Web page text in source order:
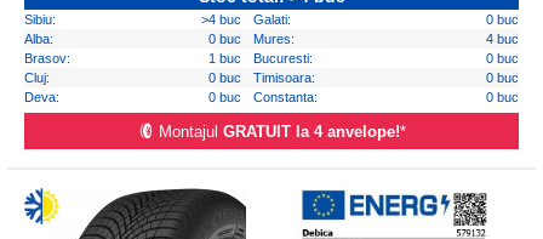
Sibiu: >4 buc Galati:
0 buc
Alba:
0 buc Mures:
4 buc
Brasov:
1 buc Bucuresti:
0 buc
Cluj:
0 buc Timisoara:
0 buc
Deva:
0 buc Constanta: 0 buc
Montajul GRATUIT la 4 anvelope!*